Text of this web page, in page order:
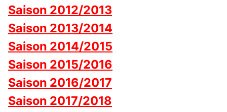
Saison 2012/2013
Saison 2013/2014
Saison 2014/2015
Saison 2015/2016
Saison 2016/2017
Saison 2017/2018